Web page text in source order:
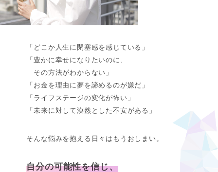
「どこか人生に閉塞感を感じている」
「豊かに幸せになりたいのに、
その方法がわからない」
「お金を理由に夢を諦めるのが嫌だ」
「ライフステージの変化が怖い」
「未来に対して漠然とした不安がある」
そんな悩みを抱える日々はもうおしまい。
自分の可能性を信じ、